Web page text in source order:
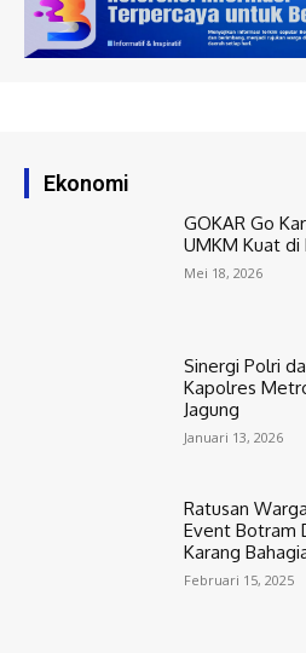
Ekonomi
GOKAR Go
UMKM Kuat di
Mei 18, 2026
Sinergi Polri
Kapolres
Jagung
Januari 13, 2026
Ratusan
Event Botram
Karang
Februari 15, 2025